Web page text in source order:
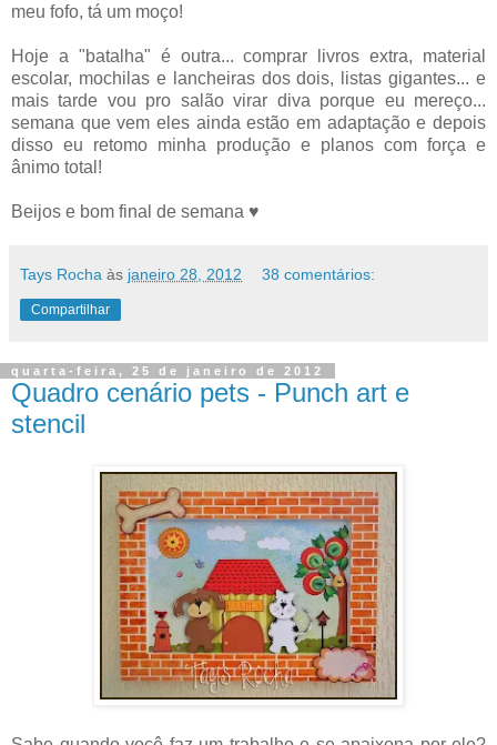
meu fofo, tá um moço!
Hoje a "batalha" é outra... comprar livros extra, material
escolar, mochilas e lancheiras dos dois, listas gigantes... e
mais tarde vou pro salão virar diva porque eu mereço...
semana que vem eles ainda estão em adaptação e depois
disso eu retomo minha produção e planos com força e
ânimo total!
Beijos e bom final de semana ♥
Tays Rocha às janeiro 28, 2012 38 comentários:
Compartilhar
quarta-feira, 25 de janeiro de 2012
Quadro cenário pets - Punch art e
stencil